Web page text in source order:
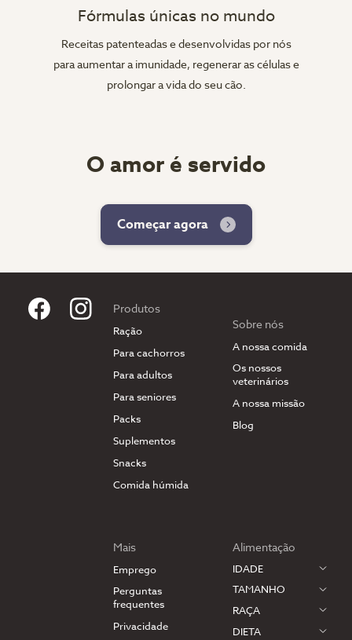
Fórmulas únicas no mundo
Receitas patenteadas e desenvolvidas por nós
para aumentar a imunidade, regenerar as células e
prolongar a vida do seu cão.
O amor é servido
Começar agora
Produtos
Ração
Para cachorros
Para adultos
Para seniores
Packs
Suplementos
Snacks
Comida húmida
Sobre nós
A nossa comida
Os nossos
veterinários
A nossa missão
Blog
Mais
Emprego
Perguntas
frequentes
Privacidade
Alimentação
IDADE
TAMANHO
RAÇA
DIETA